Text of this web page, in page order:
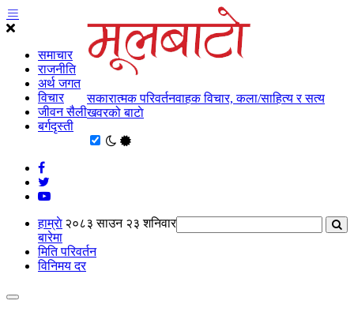
समाचार
राजनीति
अर्थ जगत
विचार
जीवन सैली
बर्गदृस्ती
सकारात्मक परिवर्तनवाहक विचार, कला/साहित्य र सत्य
खवरको बाटाे
२०८३ साउन २३ शनिवार
हाम्राे
बारेमा
मिति परिवर्तन
विनिमय दर